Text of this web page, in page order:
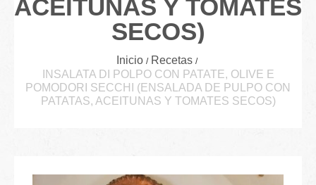
ACEITUNAS Y TOMATES
SECOS)
Inicio
Recetas
INSALATA DI POLPO CON PATATE, OLIVE E
POMODORI SECCHI (ENSALADA DE PULPO CON
PATATAS, ACEITUNAS Y TOMATES SECOS)